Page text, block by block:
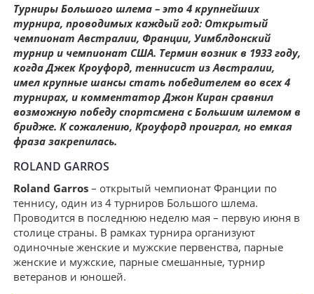
Турниры Большого шлема – это 4 крупнейших
турнира, проводимых каждый год: Открытый
чемпионат Австралии, Франции, Уимблдонский
турнир и чемпионат США. Термин возник в 1933 году,
когда Джек Кроуфорд, теннисист из Австралии,
имел крупные шансы стать победителем во всех 4
турнирах, и комментатор Джон Киран сравнил
возможную победу спортсмена с Большим шлемом в
бридже. К сожалению, Кроуфорд проиграл, но емкая
фраза закрепилась.
ROLAND GARROS
Roland Garros – открытый чемпионат Франции по
теннису, один из 4 турниров Большого шлема.
Проводится в последнюю неделю мая – первую июня в
столице страны. В рамках турнира организуют
одиночные женские и мужские первенства, парные
женские и мужские, парные смешанные, турнир
ветеранов и юношей.